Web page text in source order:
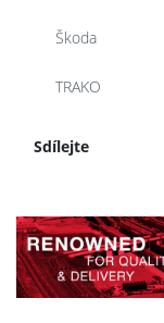
Škoda
TRAKO
Sdílejte